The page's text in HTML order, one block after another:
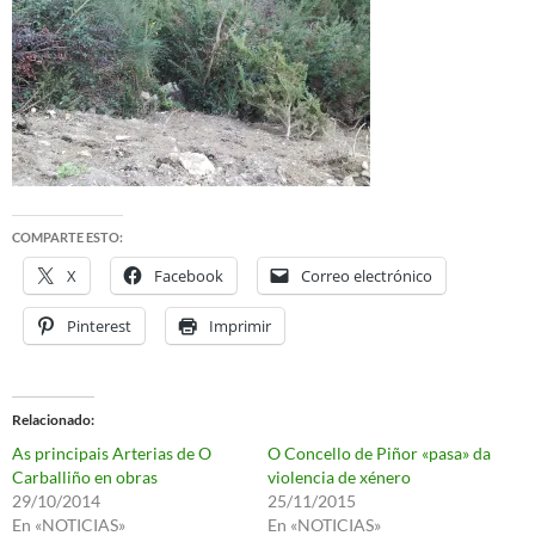
COMPARTE ESTO:
X Facebook Correo electrónico
Pinterest Imprimir
Relacionado
As principais Arterias de O
Carballiño en obras
29/10/2014
En «NOTICIAS»
O Concello de Piñor «pasa» da
violencia de xénero
25/11/2015
En «NOTICIAS»